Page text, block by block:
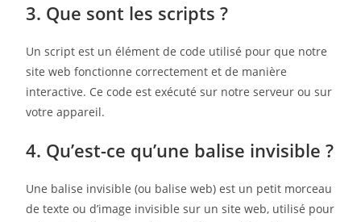
3. Que sont les scripts ?
Un script est un élément de code utilisé pour que notre
site web fonctionne correctement et de manière
interactive. Ce code est exécuté sur notre serveur ou sur
votre appareil.
4. Qu’est-ce qu’une balise invisible ?
Une balise invisible (ou balise web) est un petit morceau
de texte ou d’image invisible sur un site web, utilisé pour